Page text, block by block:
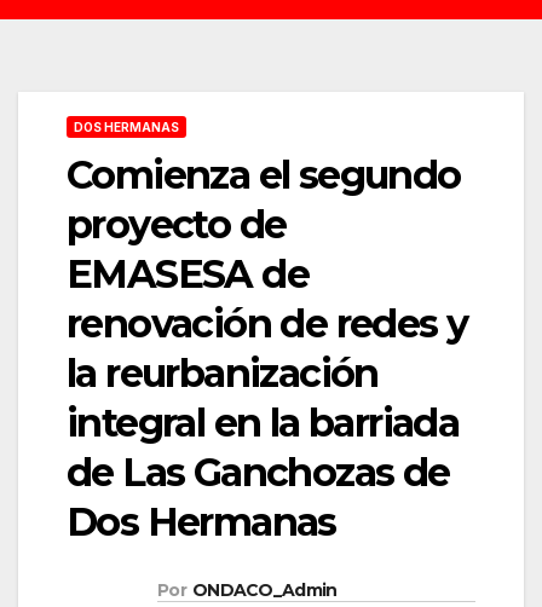
DOS HERMANAS
Comienza el segundo
proyecto de
EMASESA de
renovación de redes y
la reurbanización
integral en la barriada
de Las Ganchozas de
Dos Hermanas
Por ONDACO_Admin